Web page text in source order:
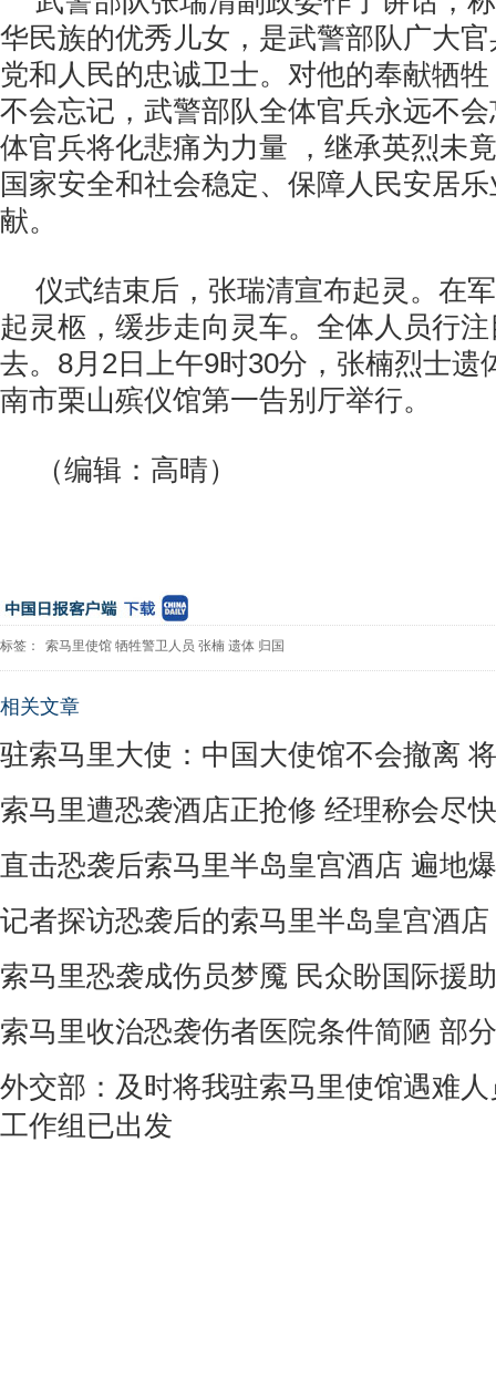
华民族的优秀儿女，是武警部队广大
党和人民的忠诚卫士。对他的奉献牺
不会忘记，武警部队全体官兵永远不
体官兵将化悲痛为力量 ，继承英烈未
国家安全和社会稳定、保障人民安居
献。
仪式结束后，张瑞清宣布起灵。在
起灵柩，缓步走向灵车。全体人员行
去。8月2日上午9时30分，张楠烈士遗
南市栗山殡仪馆第一告别厅举行。
（编辑：高晴）
标签： 索马里使馆 牺牲警卫人员 张楠 遗体 归国
相关文章
驻索马里大使：中国大使馆不会撤离
索马里遭恐袭酒店正抢修 经理称会尽
直击恐袭后索马里半岛皇宫酒店 遍地
记者探访恐袭后的索马里半岛皇宫酒
索马里恐袭成伤员梦魇 民众盼国际援助
索马里收治恐袭伤者医院条件简陋 部
外交部：及时将我驻索马里使馆遇难
工作组已出发